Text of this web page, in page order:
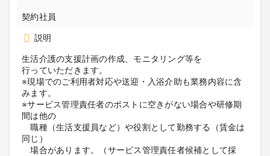
契約社員
説明
生活介護の支援計画の作成、モニタリング等を
行っていただきます。
※現場でのご利用者対応や送迎・入浴介助も業務内容に含
みます。
※サービス管理責任者のポストに空きがない場合や研修期
間は他の
職種（生活支援員など）や役割として勤務する（賃金は
同じ）
場合があります。（サービス管理責任者候補として採